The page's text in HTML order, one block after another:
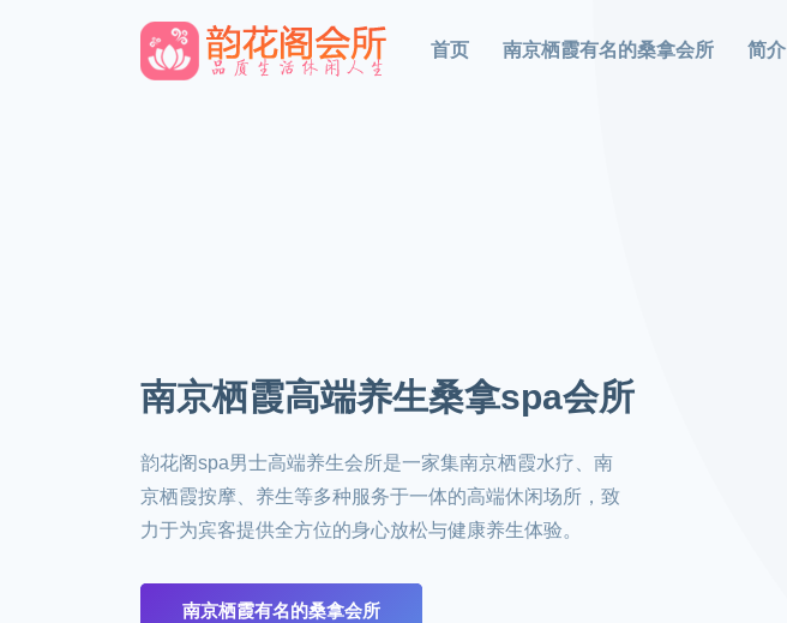
首页 南京栖霞有名的桑拿会所 简介
南京栖霞高端养生桑拿spa会所
韵花阁spa男士高端养生会所是一家集南京栖霞水疗、南
京栖霞按摩、养生等多种服务于一体的高端休闲场所，致
力于为宾客提供全方位的身心放松与健康养生体验。
南京栖霞有名的桑拿会所